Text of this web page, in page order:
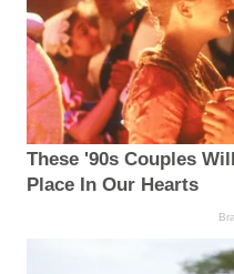
These '90s Couples
Place In Our Hearts